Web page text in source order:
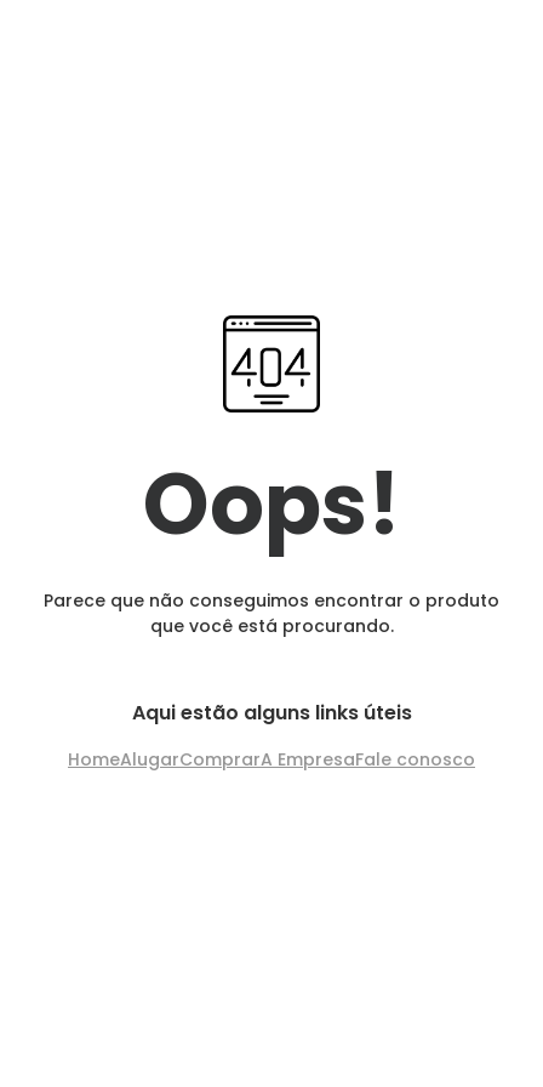
Oops!
Parece que não conseguimos encontrar o produto
que você está procurando.
Aqui estão alguns links úteis
HomeAlugarComprarA EmpresaFale conosco